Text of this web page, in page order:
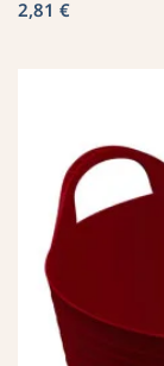
2,81 €